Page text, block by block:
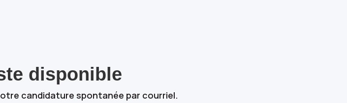
disponible
candidature spontanée par courriel.